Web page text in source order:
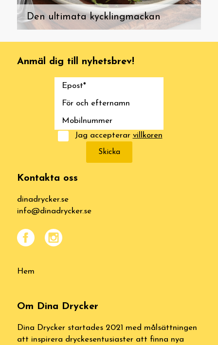
Den ultimata kycklingmackan
Anmäl dig till nyhetsbrev!
Jag accepterar villkoren
Skicka
Kontakta oss
dinadrycker.se
info@dinadrycker.se
Hem
Om Dina Drycker
Dina Drycker startades 2021 med målsättningen
att inspirera dryckesentusiaster att finna nya